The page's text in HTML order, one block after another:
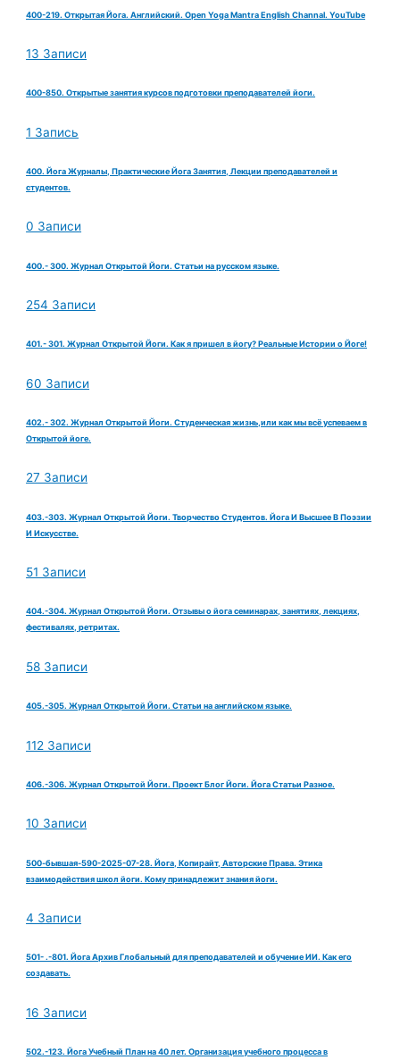
400-219. Открытая Йога. Английский. Open Yoga Mantra English Channal. YouTube
13 Записи
400-850. Открытые занятия курсов подготовки преподавателей йоги.
1 Запись
400. Йога Журналы, Практические Йога Занятия, Лекции преподавателей и
студентов.
0 Записи
400.- 300. Журнал Открытой Йоги. Статьи на русском языке.
254 Записи
401.- 301. Журнал Открытой Йоги. Как я пришел в йогу? Реальные Истории о Йоге!
60 Записи
402.- 302. Журнал Открытой Йоги. Студенческая жизнь,или как мы всё успеваем в
Открытой йоге.
27 Записи
403.-303. Журнал Открытой Йоги. Творчество Студентов. Йога И Высшее В Поэзии
И Искусстве.
51 Записи
404.-304. Журнал Открытой Йоги. Отзывы о йога семинарах, занятиях, лекциях,
фестивалях, ретритах.
58 Записи
405.-305. Журнал Открытой Йоги. Статьи на английском языке.
112 Записи
406.-306. Журнал Открытой Йоги. Проект Блог Йоги. Йога Статьи Разное.
10 Записи
500-бывшая-590-2025-07-28. Йога, Копирайт, Авторские Права. Этика
взаимодействия школ йоги. Кому принадлежит знания йоги.
4 Записи
501- .-801. Йога Архив Глобальный для преподавателей и обучение ИИ. Как его
создавать.
16 Записи
502.-123. Йога Учебный План на 40 лет. Организация учебного процесса в